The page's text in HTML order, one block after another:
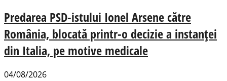
Predarea PSD-istului Ionel Arsene către
România, blocată printr-o decizie a instanței
din Italia, pe motive medicale
04/08/2026